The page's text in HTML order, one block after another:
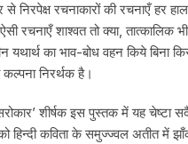
से निरपेक्ष रचनाकारों की रचनाएँ हर
रचनाएँ शाश्वत तो क्या, तात्कालिक
का भाव-बोध वहन किये बिना
निरर्थक है।
सरोकार’ शीर्षक इस पुस्तक में यह चेष्टा
हिन्दी कविता के समुज्ज्वल अतीत में